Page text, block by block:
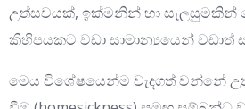
උත්සවයක්, ඉක්මනින් හා සැලසුමකින්
කිහිපයකට වඩා සාමාන්‍යයෙන් වඩාත්
මෙය විශේෂයෙන්ම වැදගත් වන්නේ